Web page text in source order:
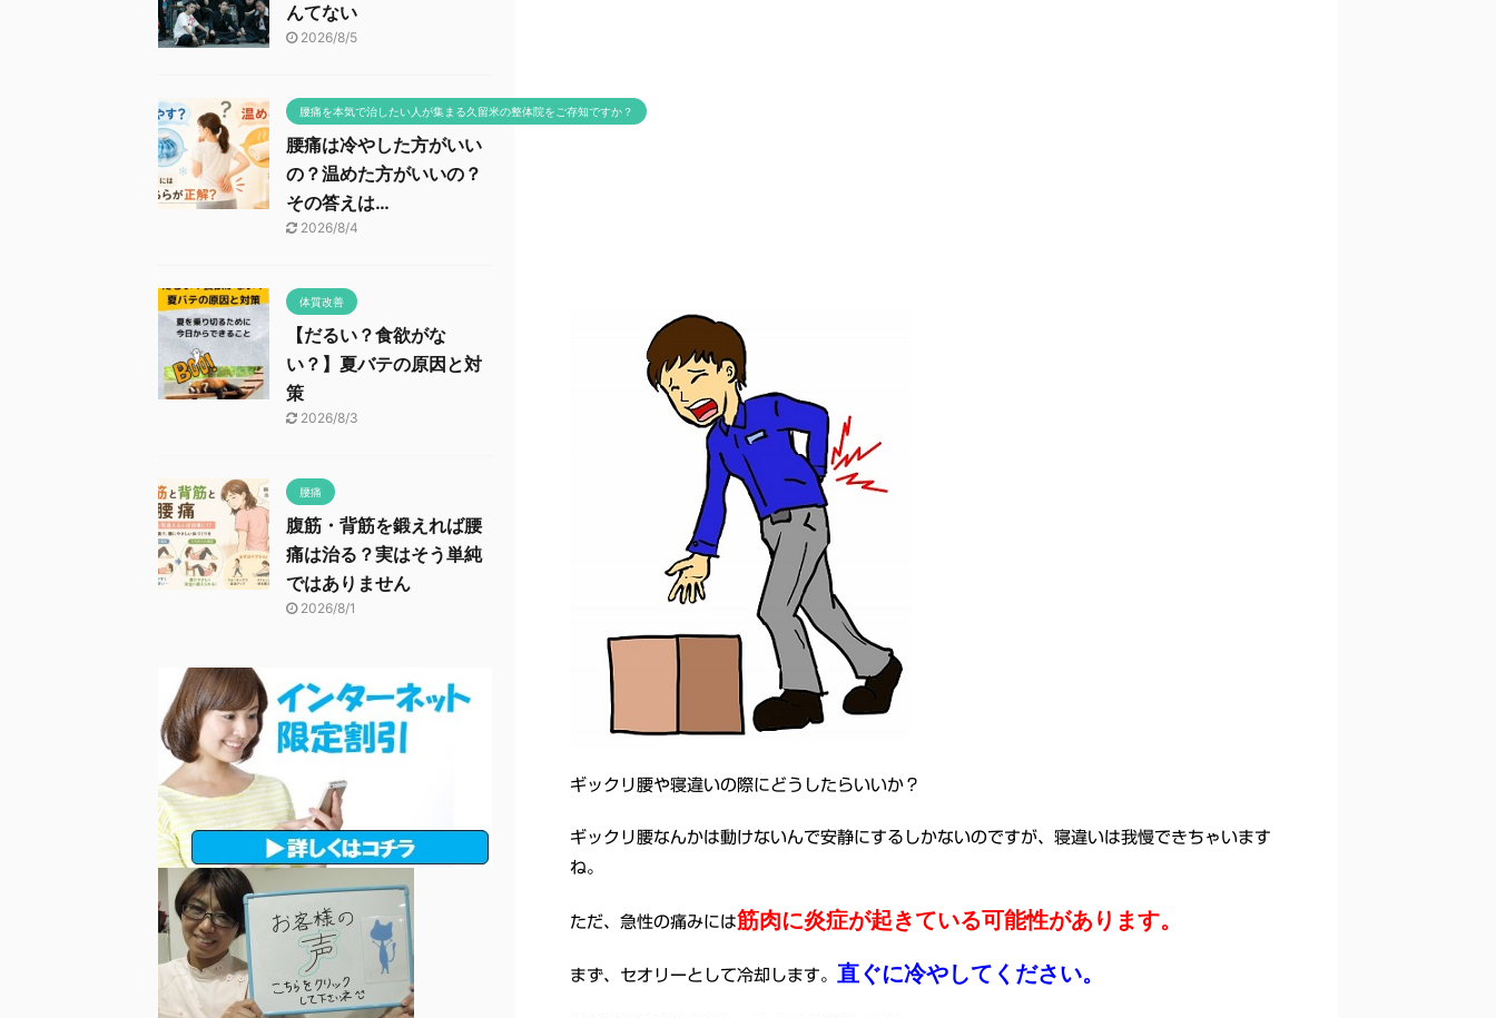
ギックリ腰や寝違いの際にどうしたらいいか？
ギックリ腰なんかは動けないんで安静にするしかないのですが、寝違いは我慢できちゃいます
ね。
ただ、急性の痛みには筋肉に炎症が起きている可能性があります。
まず、セオリーとして冷却します。 直ぐに冷やしてください。
んてない
2026/8/5
腰痛を本気で治したい人が集まる久留米の整体院をご存知ですか？
腰痛は冷やした方がいい
の？温めた方がいいの？
その答えは…
2026/8/4
体質改善
【だるい？食欲がな
い？】夏バテの原因と対
策
2026/8/3
腰痛
腹筋・背筋を鍛えれば腰
痛は治る？実はそう単純
ではありません
2026/8/1